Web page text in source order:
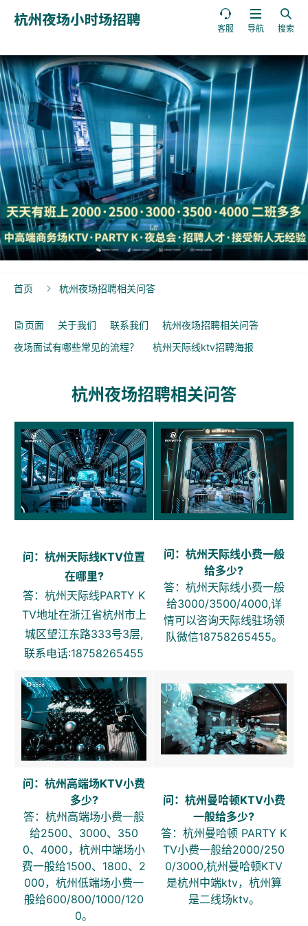

搜索

导航

客服
首页  杭州夜场招聘相关问答
页面 关于我们 联系我们
杭州夜场招聘相关问答
夜场面试有哪些常见的流程？
杭州天际线ktv招聘海报
杭州夜场招聘相关问答
问：杭州天际线KTV位置
在哪里?
答：杭州天际线PARTY K
TV地址在浙江省杭州市上
城区望江东路333号3层,
联系电话:18758265455
问：杭州天际线小费一般
给多少?
答：杭州天际线小费一般
给3000/3500/4000,详
情可以咨询天际线驻场领
队微信18758265455。
问：杭州高端场KTV小费
多少?
答：杭州高端场小费一般
给2500、3000、350
0、4000，杭州中端场小
费一般给1500、1800、2
000，杭州低端场小费一
般给600/800/1000/120
0。
问：杭州曼哈顿KTV小费
一般给多少?
答：杭州曼哈顿 PARTY K
TV小费一般给2000/250
0/3000,杭州曼哈顿KTV
是杭州中端ktv，杭州算
是二线场ktv。